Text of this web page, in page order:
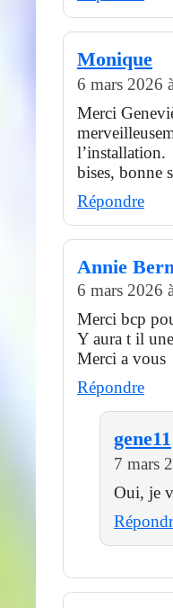
Monique
6 mars 2026
Merci
l’installation.
bises, bonne
Répondre
Annie
6 mars 2026
Merci bcp
Y aura t il
Merci a vous
Répondre
gene11
7 mars
Oui, je